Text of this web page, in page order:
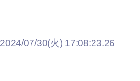
2024/07/30(火) 17:08:23.26